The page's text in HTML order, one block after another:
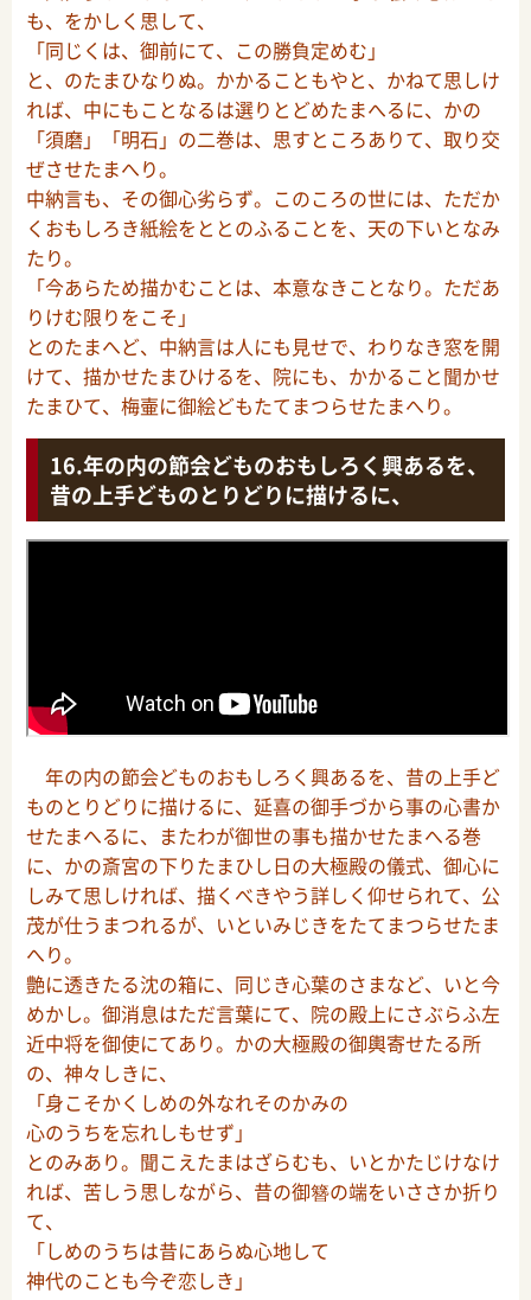
も、をかしく思して、
「同じくは、御前にて、この勝負定めむ」
と、のたまひなりぬ。かかることもやと、かねて思しけ
れば、中にもことなるは選りとどめたまへるに、かの
「須磨」「明石」の二巻は、思すところありて、取り交
ぜさせたまへり。
中納言も、その御心劣らず。このころの世には、ただか
くおもしろき紙絵をととのふることを、天の下いとなみ
たり。
「今あらため描かむことは、本意なきことなり。ただあ
りけむ限りをこそ」
とのたまへど、中納言は人にも見せで、わりなき窓を開
けて、描かせたまひけるを、院にも、かかること聞かせ
たまひて、梅壷に御絵どもたてまつらせたまへり。
年の内の節会どものおもしろく興あるを、
昔の上手どものとりどりに描けるに、
年の内の節会どものおもしろく興あるを、昔の上手ど
ものとりどりに描けるに、延喜の御手づから事の心書か
せたまへるに、またわが御世の事も描かせたまへる巻
に、かの斎宮の下りたまひし日の大極殿の儀式、御心に
しみて思しければ、描くべきやう詳しく仰せられて、公
茂が仕うまつれるが、いといみじきをたてまつらせたま
へり。
艶に透きたる沈の箱に、同じき心葉のさまなど、いと今
めかし。御消息はただ言葉にて、院の殿上にさぶらふ左
近中将を御使にてあり。かの大極殿の御輿寄せたる所
の、神々しきに、
「身こそかくしめの外なれそのかみの
心のうちを忘れしもせず」
とのみあり。聞こえたまはざらむも、いとかたじけなけ
れば、苦しう思しながら、昔の御簪の端をいささか折り
て、
「しめのうちは昔にあらぬ心地して
神代のことも今ぞ恋しき」